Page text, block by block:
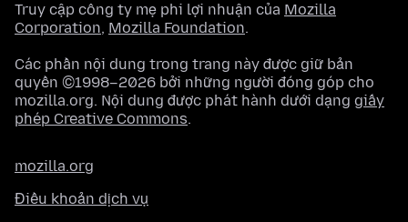
Truy cập công ty mẹ phi lợi nhuận của Mozilla
Corporation, Mozilla Foundation.
Các phần nội dung trong trang này được giữ bản
quyền ©1998–2026 bởi những người đóng góp cho
mozilla.org. Nội dung được phát hành dưới dạng giấy
phép Creative Commons.
mozilla.org
Điều khoản dịch vụ